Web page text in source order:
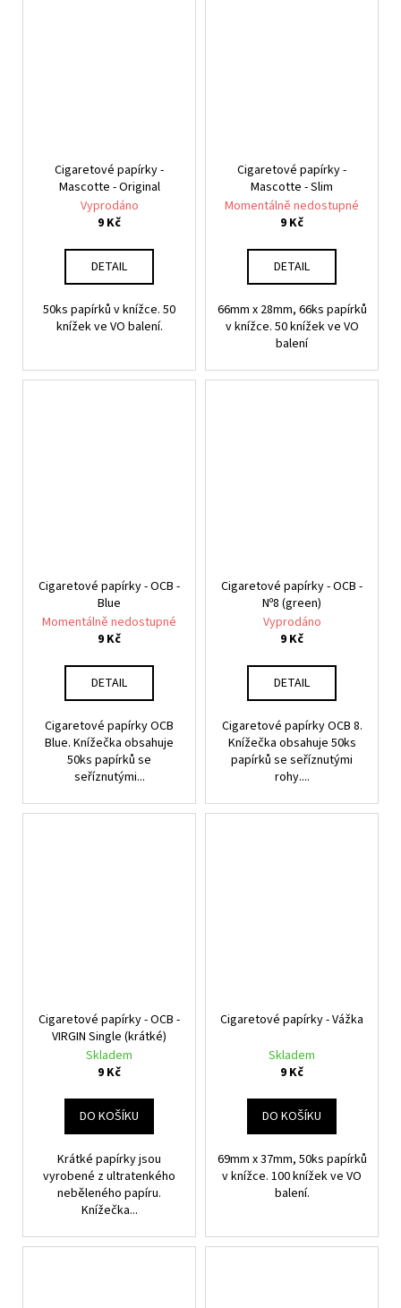
Cigaretové papírky -
Mascotte - Original
Vyprodáno
9 Kč
DETAIL
50ks papírků v knížce. 50
knížek ve VO balení.
Cigaretové papírky -
Mascotte - Slim
Momentálně nedostupné
9 Kč
DETAIL
66mm x 28mm, 66ks papírků
v knížce. 50 knížek ve VO
balení
Cigaretové papírky - OCB -
Blue
Momentálně nedostupné
9 Kč
DETAIL
Cigaretové papírky OCB
Blue. Knížečka obsahuje
50ks papírků se
seříznutými...
Cigaretové papírky - OCB -
Nº8 (green)
Vyprodáno
9 Kč
DETAIL
Cigaretové papírky OCB 8.
Knížečka obsahuje 50ks
papírků se seříznutými
rohy....
Cigaretové papírky - OCB -
VIRGIN Single (krátké)
Skladem
9 Kč
DO KOŠÍKU
Krátké papírky jsou
vyrobené z ultratenkého
neběleného papíru.
Knížečka...
Cigaretové papírky - Vážka
Skladem
9 Kč
DO KOŠÍKU
69mm x 37mm, 50ks papírků
v knížce. 100 knížek ve VO
balení.